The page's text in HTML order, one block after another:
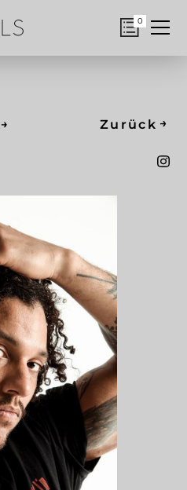
0
→ Zurück →